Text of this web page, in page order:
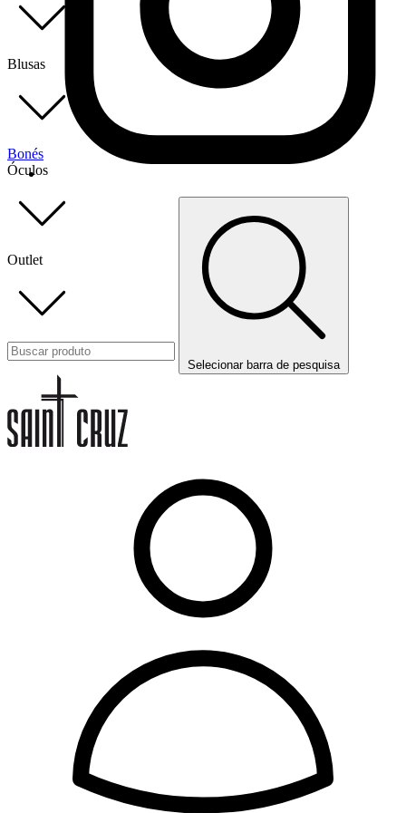
Blusas
Bonés
Óculos
Outlet
Selecionar barra de pesquisa